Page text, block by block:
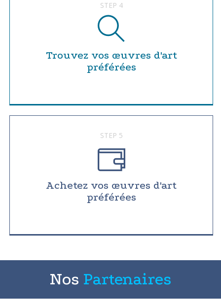
STEP 4
Trouvez vos œuvres d'art
préférées
STEP 5
Achetez vos œuvres d'art
préférées
Nos Partenaires